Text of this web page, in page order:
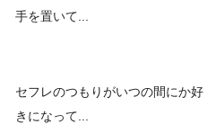
手を置いて...
セフレのつもりがいつの間にか好
きになって...